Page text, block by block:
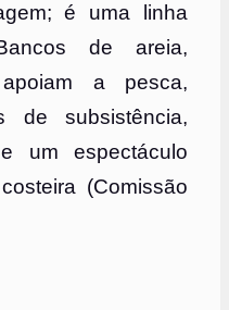
é uma linha
de areia,
a pesca,
de subsistência,
um espectáculo
(Comissão